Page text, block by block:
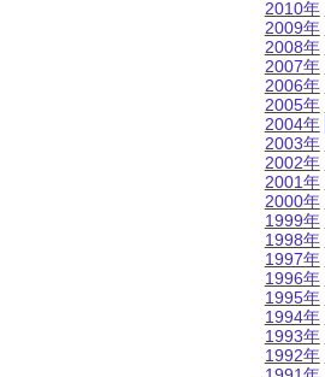
2010年
2009年
2008年
2007年
2006年
2005年
2004年
2003年
2002年
2001年
2000年
1999年
1998年
1997年
1996年
1995年
1994年
1993年
1992年